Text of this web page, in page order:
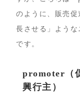
のように、販売
長させる」よう
です。
promoter（
興行主）